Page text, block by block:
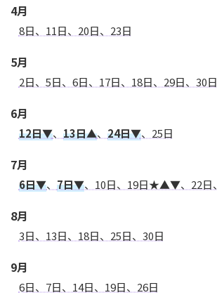
4月
8日、11日、20日、23日
5月
2日、5日、6日、17日、18日、29日、30日
6月
12日▼、 13日▲、 24日▼、25日
7月
6日▼、 7日▼、10日、19日★▲▼、22日、
8月
3日、13日、18日、25日、30日
9月
6日、7日、14日、19日、26日